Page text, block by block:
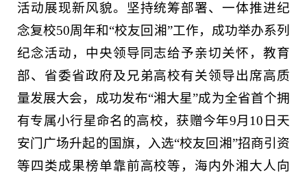
活动展现新风貌。坚持统筹部署、一体推进纪
念复校50周年和“校友回湘”工作，成功举办系列
纪念活动，中央领导同志给予亲切关怀，教育
部、省委省政府及兄弟高校有关领导出席高质
量发展大会，成功发布“湘大星”成为全省首个拥
有专属小行星命名的高校，获赠今年9月10日天
安门广场升起的国旗，入选“校友回湘”招商引资
等四类成果榜单靠前高校等，海内外湘大人向